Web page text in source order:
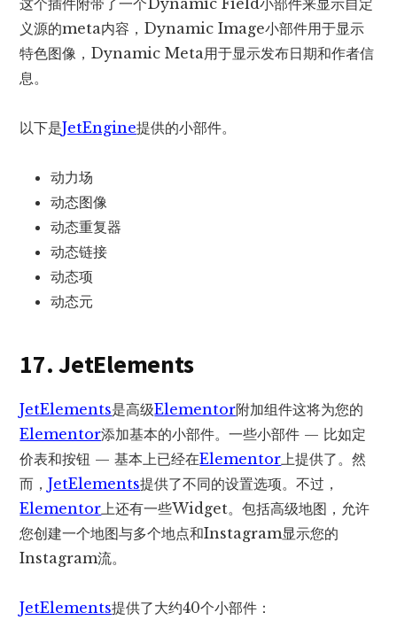
义源的meta内容，Dynamic Image小部件用于显示
特色图像，Dynamic Meta用于显示发布日期和作者信
息。
以下是JetEngine提供的小部件。
动力场
动态图像
动态重复器
动态链接
动态项
动态元
17. JetElements
JetElements是高级Elementor附加组件这将为您的
Elementor添加基本的小部件。一些小部件 — 比如定
价表和按钮 — 基本上已经在Elementor 上提供了。然
而，JetElements提供了不同的设置选项。不过，
Elementor 上还有一些Widget。包括高级地图，允许
您创建一个地图与多个地点和Instagram显示您的
Instagram流。
JetElements提供了大约40个小部件：